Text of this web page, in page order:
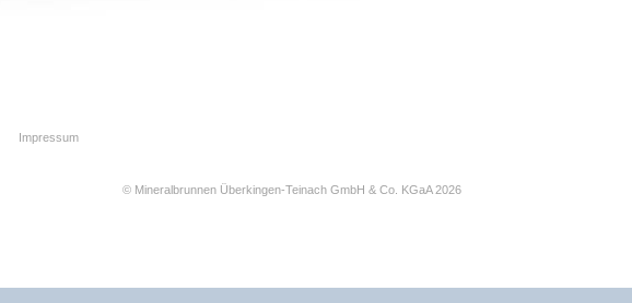
Impressum
© Mineralbrunnen Überkingen-Teinach GmbH & Co. KGaA 2026